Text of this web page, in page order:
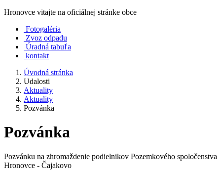
Hronovce vitajte na oficiálnej stránke obce
Fotogaléria
Zvoz odpadu
Úradná tabuľa
kontakt
Úvodná stránka
Udalosti
Aktuality
Aktuality
Pozvánka
Pozvánka
Pozvánku na zhromaždenie podielnikov Pozemkového spoločenstva
Hronovce - Čajakovo